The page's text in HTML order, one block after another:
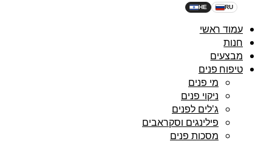
HE RU
עמוד ראשי
חנות
מבצעים
טיפוח פנים
מי פנים
ניקוי פנים
ג'לים לפנים
פילינגים וסקראבים
מסכות פנים